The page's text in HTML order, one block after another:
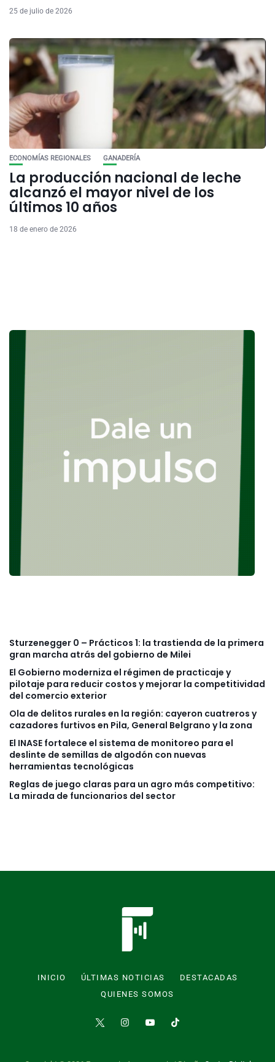
25 de julio de 2026
ECONOMÍAS REGIONALES GANADERÍA
La producción nacional de leche
alcanzó el mayor nivel de los
últimos 10 años
18 de enero de 2026
Sturzenegger 0 – Prácticos 1: la trastienda de la primera
gran marcha atrás del gobierno de Milei
El Gobierno moderniza el régimen de practicaje y
pilotaje para reducir costos y mejorar la competitividad
del comercio exterior
Ola de delitos rurales en la región: cayeron cuatreros y
cazadores furtivos en Pila, General Belgrano y la zona
El INASE fortalece el sistema de monitoreo para el
deslinte de semillas de algodón con nuevas
herramientas tecnológicas
Reglas de juego claras para un agro más competitivo:
La mirada de funcionarios del sector
INICIO ÚLTIMAS NOTICIAS
DESTACADAS
QUIENES SOMOS